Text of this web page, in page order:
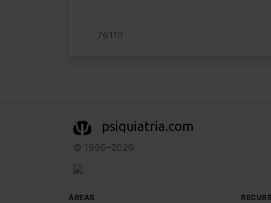
76110
psiquiatria.com
© 1996–2026
ÁREAS